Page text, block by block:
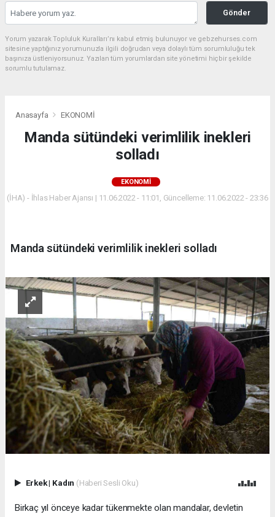
Gönder
Yorum yazarak Topluluk Kuralları’nı kabul etmiş bulunuyor ve gebzehurses.com
sitesine yaptığınız yorumunuzla ilgili doğrudan veya dolaylı tüm sorumluluğu tek
başınıza üstleniyorsunuz. Yazılan tüm yorumlardan site yönetimi hiçbir şekilde
sorumlu tutulamaz.
Anasayfa EKONOMİ
Manda sütündeki verimlilik inekleri
solladı
EKONOMİ
(İHA) - İhlas Haber Ajansı | 11.06.2022 - 11:01, Güncelleme: 11.06.2022 - 23:36
Manda sütündeki verimlilik inekleri solladı
Erkek| Kadın (Haberi Sesli Oku)
Birkaç yıl önceye kadar tükenmekte olan mandalar, devletin